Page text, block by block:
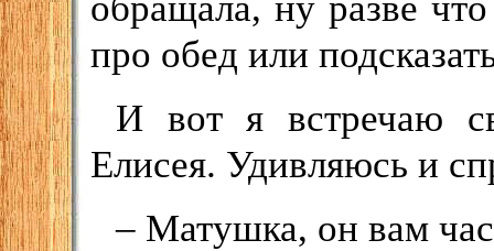
про обед или
И вот я встречаю
Елисея. Удивляюсь и
– Матушка, он вам